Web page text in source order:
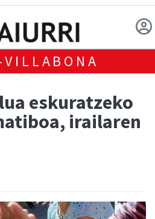
eskuratzeko
irailaren